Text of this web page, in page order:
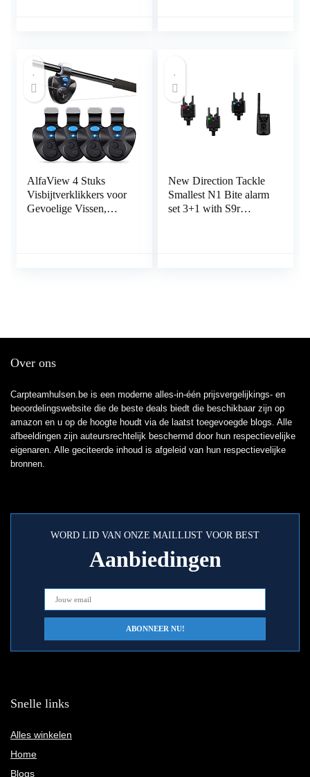
AlfaView 4 Stuks
Visbijtverklikkers voor
Gevoelige Vissen,
New Direction Tackle
Smallest N1 Bite alarm
set 3+1 with S9r
Over ons
Carpteamhulsen.be is een moderne alles-in-één prijsvergelijkings- en
beoordelingswebsite die de beste deals biedt die beschikbaar zijn op
amazon en u op de hoogte houdt via de laatst toegevoegde blogs. Alle
afbeeldingen zijn auteursrechtelijk beschermd door hun respectievelijke
eigenaren. Alle geciteerde inhoud is afgeleid van hun respectievelijke
bronnen.
WORD LID VAN ONZE MAILLIJST VOOR BEST
Aanbiedingen
Snelle links
Alles winkelen
Home
Blogs